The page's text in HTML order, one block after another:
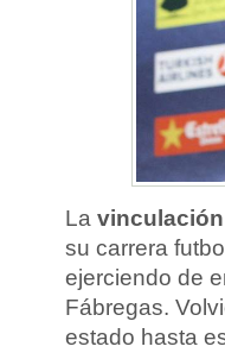
La
su carrera
ejerciendo de
Fábregas.
estado hasta